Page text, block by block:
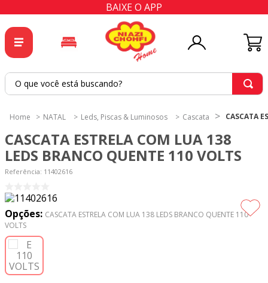
BAIXE O APP
O que você está buscando?
NATAL Leds, Piscas & Luminosos Cascata CASCATA
CASCATA ESTRELA COM LUA 138
LEDS BRANCO QUENTE 110 VOLTS
Referência: 11402616
Opções: CASCATA ESTRELA COM LUA 138 LEDS BRANCO QUENTE 110
VOLTS
2º
tapete
cortina
5º
tecido percal
6 º
7 º
8º
tricoline digital